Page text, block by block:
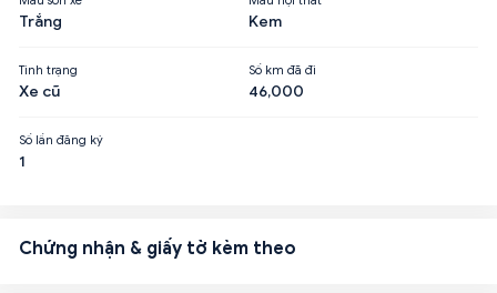
Trắng Kem
Tình trạng
Xe cũ
Số km đã đi
46,000
Số lần đăng ký
1
Chứng nhận & giấy tờ kèm theo